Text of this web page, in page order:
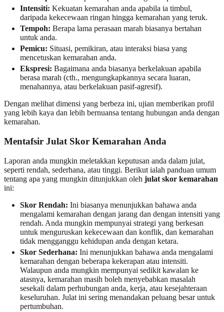
Intensiti: Kekuatan kemarahan anda apabila ia timbul,
daripada kekecewaan ringan hingga kemarahan yang teruk.
Tempoh: Berapa lama perasaan marah biasanya bertahan
untuk anda.
Pemicu: Situasi, pemikiran, atau interaksi biasa yang
mencetuskan kemarahan anda.
Ekspresi: Bagaimana anda biasanya berkelakuan apabila
berasa marah (cth., mengungkapkannya secara luaran,
menahannya, atau berkelakuan pasif-agresif).
Dengan melihat dimensi yang berbeza ini, ujian memberikan profil
yang lebih kaya dan lebih bernuansa tentang hubungan anda dengan
kemarahan.
Mentafsir Julat Skor Kemarahan Anda
Laporan anda mungkin meletakkan keputusan anda dalam julat,
seperti rendah, sederhana, atau tinggi. Berikut ialah panduan umum
tentang apa yang mungkin ditunjukkan oleh julat skor kemarahan
ini:
Skor Rendah: Ini biasanya menunjukkan bahawa anda
mengalami kemarahan dengan jarang dan dengan intensiti yang
rendah. Anda mungkin mempunyai strategi yang berkesan
untuk menguruskan kekecewaan dan konflik, dan kemarahan
tidak mengganggu kehidupan anda dengan ketara.
Skor Sederhana: Ini menunjukkan bahawa anda mengalami
kemarahan dengan beberapa kekerapan atau intensiti.
Walaupun anda mungkin mempunyai sedikit kawalan ke
atasnya, kemarahan masih boleh menyebabkan masalah
sesekali dalam perhubungan anda, kerja, atau kesejahteraan
keseluruhan. Julat ini sering menandakan peluang besar untuk
pertumbuhan.